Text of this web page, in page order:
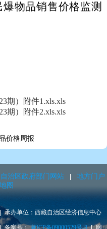
物品销售价格监测
期）附件1.xls.xls
期）附件2.xls.xls
价格周报
自治区政府部门网站
地方门户
图
承办单位：西藏自治区经济信息中心
备案号：藏ICP备09000529号-8 网